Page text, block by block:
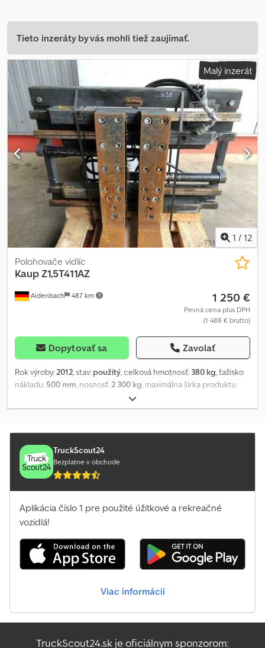
Tieto inzeráty by vás mohli tiež zaujímať.
Malý inzerát
1 / 12
Aidenbach 487 km
Polohovače vidlíc
KaupZ1,5T411AZ
1 250 €
Pevná cena plus DPH
(1 488 € brutto)
Dopytovať sa Zavolať
Rok výroby: 2012, stav: použitý, celková hmotnosť: 380 kg, ťažisko
nákladu: 500 mm , nosnosť: 2 300 kg , maximálna šírka produktu:
AB-2021-826
šírka vidlíc:120 mm, Medzipredaj, zmeny a možné omyly
TruckScout24
Bezplatne v obchode
Aplikácia číslo 1 pre použité úžitkové a rekreačné
vozidlá!
Viac informácií
TruckScout24.sk je oficiálnym sponzorom: